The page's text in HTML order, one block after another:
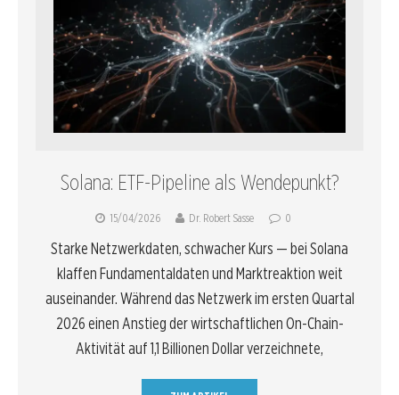
Solana: ETF-Pipeline als Wendepunkt?
15/04/2026 Dr. Robert Sasse 0
Starke Netzwerkdaten, schwacher Kurs — bei Solana
klaffen Fundamentaldaten und Marktreaktion weit
auseinander. Während das Netzwerk im ersten Quartal
2026 einen Anstieg der wirtschaftlichen On-Chain-
Aktivität auf 1,1 Billionen Dollar verzeichnete,